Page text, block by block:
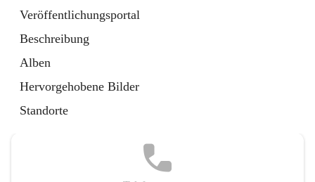
Veröffentlichungsportal
Beschreibung
Alben
Hervorgehobene Bilder
Standorte